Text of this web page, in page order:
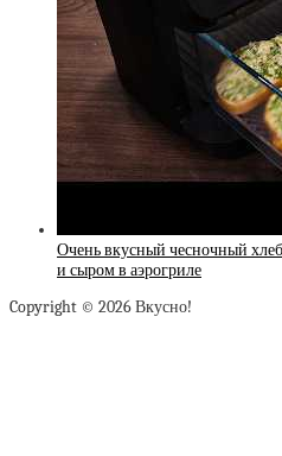
Очень вкусный чесночный
и сыром в аэрогриле
Copyright © 2026 Вкусно!